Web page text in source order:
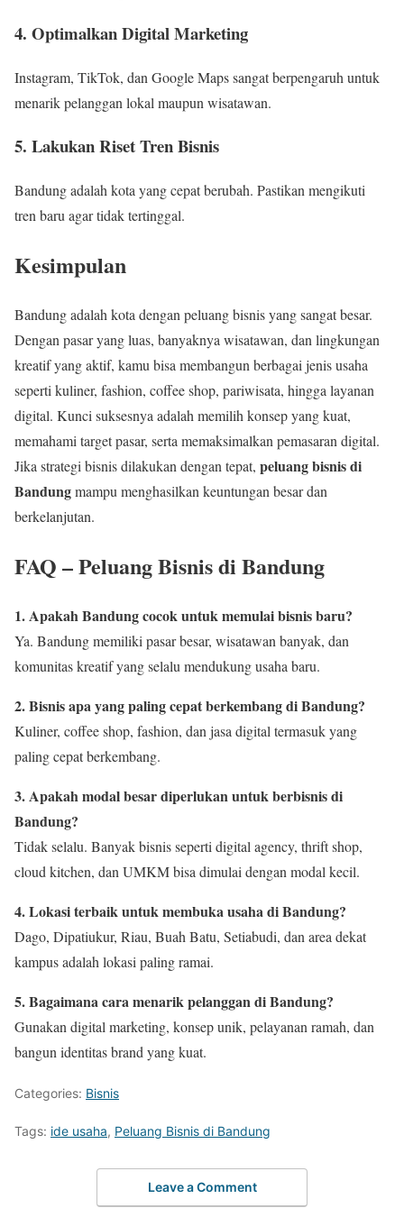
4. Optimalkan Digital Marketing
Instagram, TikTok, dan Google Maps sangat berpengaruh untuk
menarik pelanggan lokal maupun wisatawan.
5. Lakukan Riset Tren Bisnis
Bandung adalah kota yang cepat berubah. Pastikan mengikuti
tren baru agar tidak tertinggal.
Kesimpulan
Bandung adalah kota dengan peluang bisnis yang sangat besar.
Dengan pasar yang luas, banyaknya wisatawan, dan lingkungan
kreatif yang aktif, kamu bisa membangun berbagai jenis usaha
seperti kuliner, fashion, coffee shop, pariwisata, hingga layanan
digital. Kunci suksesnya adalah memilih konsep yang kuat,
memahami target pasar, serta memaksimalkan pemasaran digital.
Jika strategi bisnis dilakukan dengan tepat, peluang bisnis di
Bandungmampu menghasilkan keuntungan besar dan
berkelanjutan.
FAQ – Peluang Bisnis di Bandung
1. Apakah Bandung cocok untuk memulai bisnis baru?
Ya. Bandung memiliki pasar besar, wisatawan banyak, dan
komunitas kreatif yang selalu mendukung usaha baru.
2. Bisnis apa yang paling cepat berkembang di Bandung?
Kuliner, coffee shop, fashion, dan jasa digital termasuk yang
paling cepat berkembang.
3. Apakah modal besar diperlukan untuk berbisnis di
Bandung?
Tidak selalu. Banyak bisnis seperti digital agency, thrift shop,
cloud kitchen, dan UMKM bisa dimulai dengan modal kecil.
4. Lokasi terbaik untuk membuka usaha di Bandung?
Dago, Dipatiukur, Riau, Buah Batu, Setiabudi, dan area dekat
kampus adalah lokasi paling ramai.
5. Bagaimana cara menarik pelanggan di Bandung?
Gunakan digital marketing, konsep unik, pelayanan ramah, dan
bangun identitas brand yang kuat.
Categories: Bisnis
Tags: ide usaha, Peluang Bisnis di Bandung
Leave a Comment